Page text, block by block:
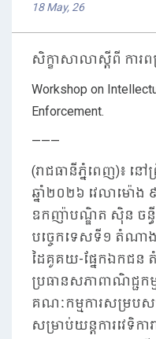
18 May, 26
សិក្ខាសាលាស្តីពី ការព
Workshop on​
Enforcement.
———
(រាជធានីភ្នំពេញ)៖ នៅ
ឆ្នាំ២០២៦ វេលាម៉ោ
ឧកញ៉ាបណ្ឌិត ស៊ិន ចន្ធី
បច្ចេកទេសទី១ តំណាង
ដៃគូគយ-ផ្នែកឯកជន
ប្រធានសភាពាណិជ្ជកម្
គណៈកម្មការសម្របស
សម្រាប់យន្តការវេទិកា